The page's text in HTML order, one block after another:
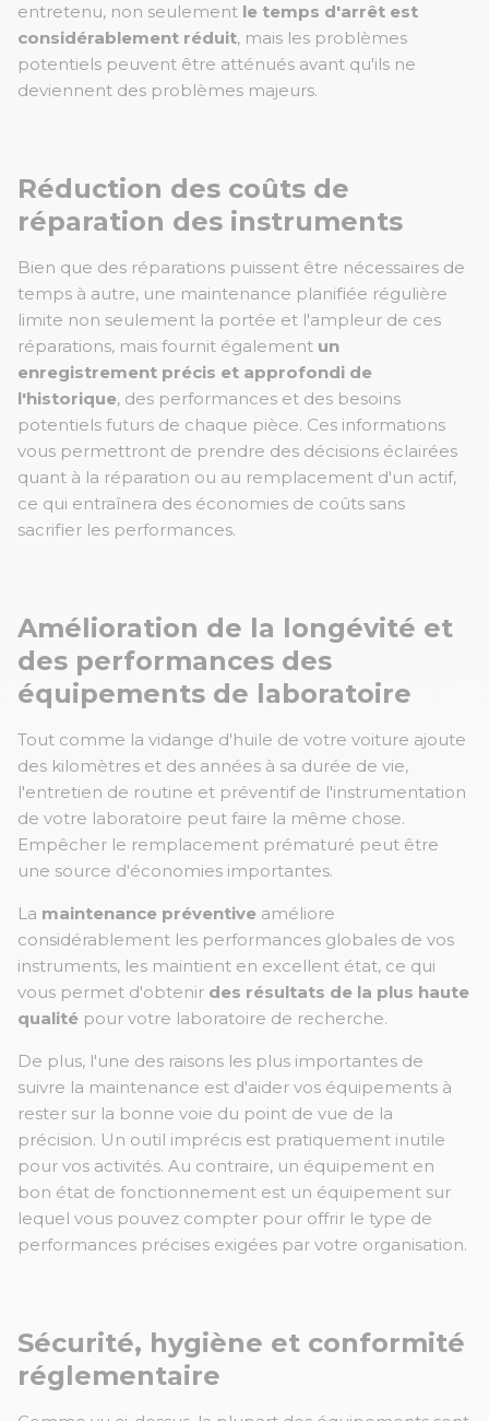
entretenu, non seulement le temps d'arrêt est
considérablement réduit, mais les problèmes
potentiels peuvent être atténués avant qu'ils ne
deviennent des problèmes majeurs.
Réduction des coûts de
réparation des instruments
Bien que des réparations puissent être nécessaires de
temps à autre, une maintenance planifiée régulière
limite non seulement la portée et l'ampleur de ces
réparations, mais fournit également un
enregistrement précis et approfondi de
l'historique, des performances et des besoins
potentiels futurs de chaque pièce. Ces informations
vous permettront de prendre des décisions éclairées
quant à la réparation ou au remplacement d'un actif,
ce qui entraînera des économies de coûts sans
sacrifier les performances.
Amélioration de la longévité et
des performances des
équipements de laboratoire
Tout comme la vidange d'huile de votre voiture ajoute
des kilomètres et des années à sa durée de vie,
l'entretien de routine et préventif de l'instrumentation
de votre laboratoire peut faire la même chose.
Empêcher le remplacement prématuré peut être
une source d'économies importantes.
La maintenance préventive améliore
considérablement les performances globales de vos
instruments, les maintient en excellent état, ce qui
vous permet d'obtenir des résultats de la plus haute
qualité pour votre laboratoire de recherche.
De plus, l'une des raisons les plus importantes de
suivre la maintenance est d'aider vos équipements à
rester sur la bonne voie du point de vue de la
précision. Un outil imprécis est pratiquement inutile
pour vos activités. Au contraire, un équipement en
bon état de fonctionnement est un équipement sur
lequel vous pouvez compter pour offrir le type de
performances précises exigées par votre organisation.
Sécurité, hygiène et conformité
réglementaire